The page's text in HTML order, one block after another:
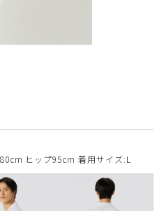
ヒップ95cm 着用サイズ:L